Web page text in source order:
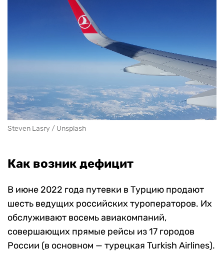
Steven Lasry / Unsplash
Как возник дефицит
В июне 2022 года путевки в Турцию продают
шесть ведущих российских туроператоров. Их
обслуживают восемь авиакомпаний,
совершающих прямые рейсы из 17 городов
России (в основном — турецкая Turkish Airlines).